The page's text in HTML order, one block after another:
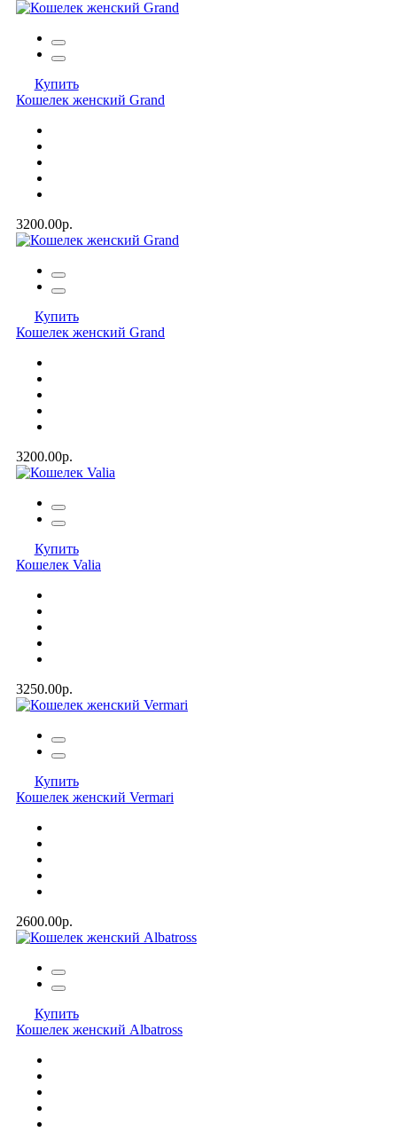
Купить
Кошелек женский Grand
3200.00р.
Купить
Кошелек женский Grand
3200.00р.
Купить
Кошелек Valia
3250.00р.
Купить
Кошелек женский Vermari
2600.00р.
Купить
Кошелек женский Albatross